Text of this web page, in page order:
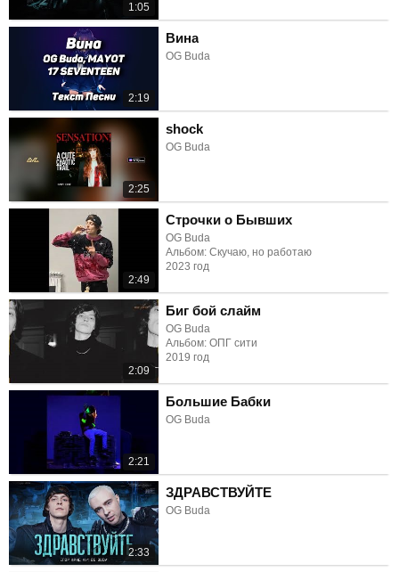
1:05
2:19
Вина
OG Buda
2:25
shock
OG Buda
2:49
Строчки о Бывших
OG Buda
Альбом: Скучаю, но работаю
2023 год
2:09
Биг бой слайм
OG Buda
Альбом: ОПГ сити
2019 год
2:21
Большие Бабки
OG Buda
2:33
ЗДРАВСТВУЙТЕ
OG Buda